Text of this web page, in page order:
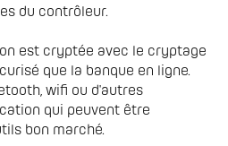
du contrôleur.
que la banque en ligne.
wifi ou d'autres
qui peuvent être
bon marché.